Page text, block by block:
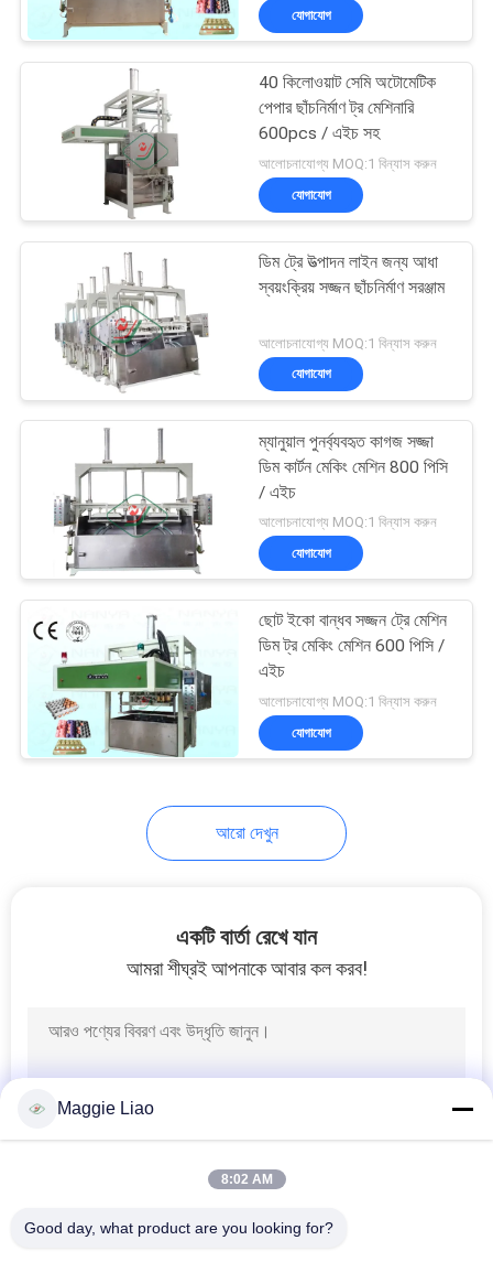
ডিম কার্টন মেশিন
51
পলাপ প্যাকেজিং মেশিন
কাগজ প্লেট মেকিং মেশিন
উচ্চ-শ্রেণীর শিল্প প্যাকেজিং
ইন্ডাস্ট্রিয়াল প্যাকেজিং সেল্প
ট্রে সরঞ্জাম
যোগাযোগ
40 কিলোওয়াট সেমি অটোমেটিক
পেপার ছাঁচনির্মাণ ট্র মেশিনারি
600pcs / এইচ সহ
আলোচনাযোগ্য MOQ:1 বিন্যাস করুন
যোগাযোগ
ডিম ট্রে উত্পাদন লাইন জন্য আধা
স্বয়ংক্রিয় সজ্জন ছাঁচনির্মাণ সরঞ্জাম
আলোচনাযোগ্য MOQ:1 বিন্যাস করুন
যোগাযোগ
ম্যানুয়াল পুনর্ব্যবহৃত কাগজ সজ্জা
ডিম কার্টন মেকিং মেশিন 800 পিসি
/ এইচ
আলোচনাযোগ্য MOQ:1 বিন্যাস করুন
যোগাযোগ
ছোট ইকো বান্ধব সজ্জন ট্রে মেশিন
ডিম ট্র মেকিং মেশিন 600 পিসি /
এইচ
আলোচনাযোগ্য MOQ:1 বিন্যাস করুন
যোগাযোগ
আরো দেখুন
একটি বার্তা রেখে যান
আমরা শীঘ্রই আপনাকে আবার কল করব!
Maggie Liao
8:02 AM
Good day, what product are you looking for?